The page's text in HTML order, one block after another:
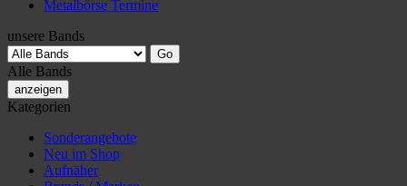
Metalbörse Termine
unsere Bands
Alle Bands
anzeigen
Kategorien
Sonderangebote
Neu im Shop
Aufnäher